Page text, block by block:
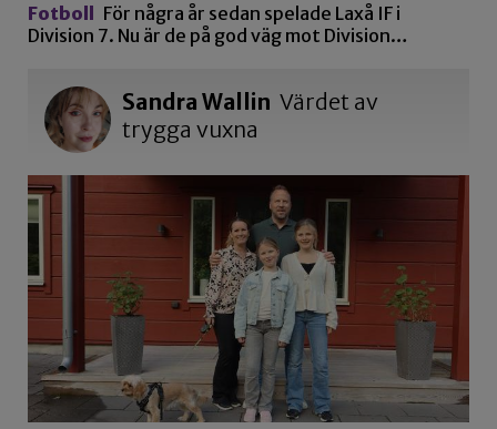
Fotboll För några år sedan spelade Laxå IF i
Division 7. Nu är de på god väg mot Division…
Sandra Wallin Värdet av
trygga vuxna